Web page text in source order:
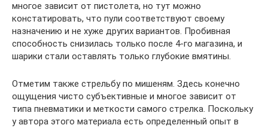
многое зависит от пистолета, но тут можно
констатировать, что пули соответствуют своему
назначению и не хуже других вариантов. Пробивная
способность снизилась только после 4-го магазина, и
шарики стали оставлять только глубокие вмятины.
Отметим также стрельбу по мишеням. Здесь конечно
ощущения чисто субъективные и многое зависит от
типа пневматики и меткости самого стрелка. Поскольку
у автора этого материала есть определенный опыт в